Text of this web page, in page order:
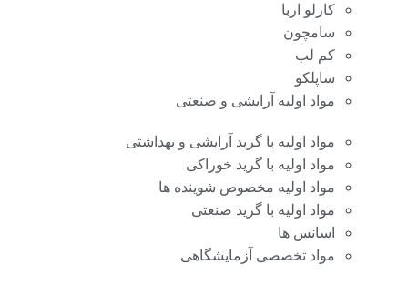
کارلو اربا
سامچون
کم لب
ساپلکو
مواد اولیه آرایشی و صنعتی
مواد اولیه با گرید آرایشی و بهداشتی
مواد اولیه با گرید خوراکی
مواد اولیه مخصوص شوینده ها
مواد اولیه با گرید صنعتی
اسانس ها
مواد تخصصی آزمایشگاهی